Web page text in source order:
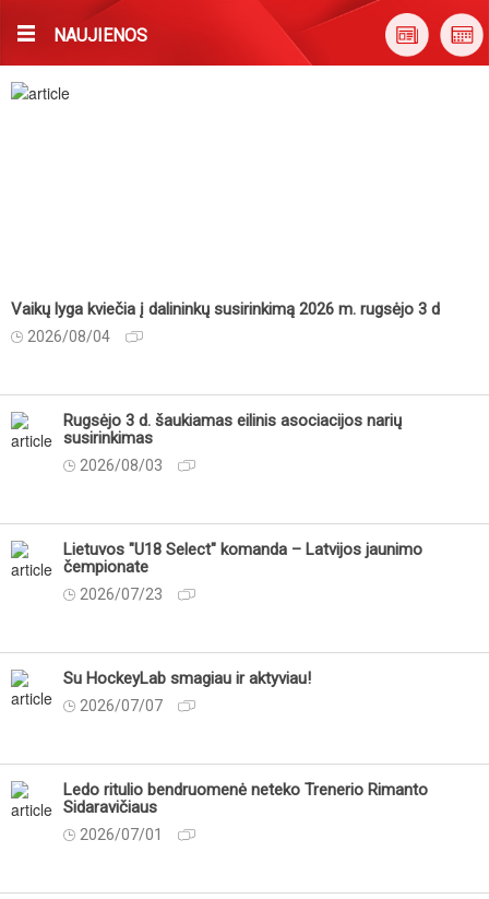
NAUJIENOS
Vaikų lyga kviečia į dalininkų susirinkimą 2026 m. rugsėjo 3 d
2026/08/04
Rugsėjo 3 d. šaukiamas eilinis asociacijos narių
susirinkimas
2026/08/03
Lietuvos "U18 Select" komanda – Latvijos jaunimo
čempionate
2026/07/23
Su HockeyLab smagiau ir aktyviau!
2026/07/07
Ledo ritulio bendruomenė neteko Trenerio Rimanto
Sidaravičiaus
2026/07/01